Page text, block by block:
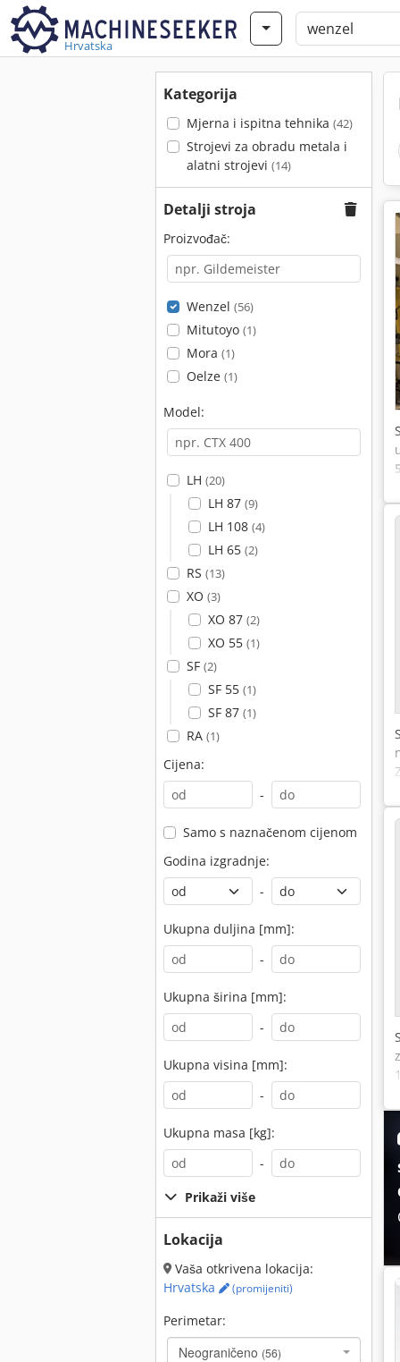
Hrvatska
Kategorija
Mjerna i ispitna tehnika (42)
Strojevi za obradu metala i
alatni strojevi (14)
Detalji stroja
Proizvođač:
Wenzel (56)
Mitutoyo (1)
Mora (1)
Oelze (1)
Model:
LH (20)
LH 87 (9)
LH 108 (4)
LH 65 (2)
RS (13)
XO (3)
XO 87 (2)
XO 55 (1)
SF (2)
SF 55 (1)
SF 87 (1)
RA (1)
Cijena:
-
Samo s naznačenom cijenom
Godina izgradnje:
-
Ukupna duljina [mm]:
-
Ukupna širina [mm]:
-
Ukupna visina [mm]:
-
Ukupna masa [kg]:
-
Prikaži više
Lokacija
Vaša otkrivena lokacija:
Hrvatska
(promijeniti)
Perimetar:
Neograničeno (56)
i